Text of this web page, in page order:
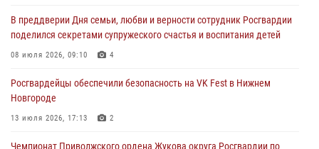
13 июля 2026, 17:13
Нижегородские росгвардейцы за прошедшую неделю выезжали
13 июля 2026, 06:45
Росгвардейцы предотвратили серию краж в Нижнем Новгороде
В преддверии Дня семьи, любви и верности сотрудник Росгвардии
поделился секретами супружеского счастья и воспитания детей
08 июля 2026, 09:10 4
Росгвардейцы обеспечили безопасность на VK Fest в Нижнем
Новгороде
13 июля 2026, 17:13 2
Чемпионат Приволжского ордена Жукова округа Росгвардии по